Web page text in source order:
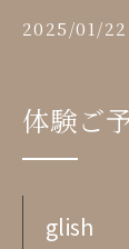
2025/01/22
体験ご
glish